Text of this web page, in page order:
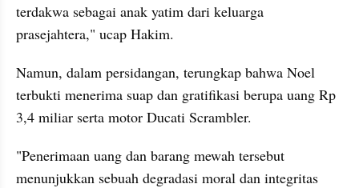
terdakwa sebagai anak yatim dari keluarga
prasejahtera," ucap Hakim.
Namun, dalam persidangan, terungkap bahwa Noel
terbukti menerima suap dan gratifikasi berupa uang Rp
3,4 miliar serta motor Ducati Scrambler.
"Penerimaan uang dan barang mewah tersebut
menunjukkan sebuah degradasi moral dan integritas